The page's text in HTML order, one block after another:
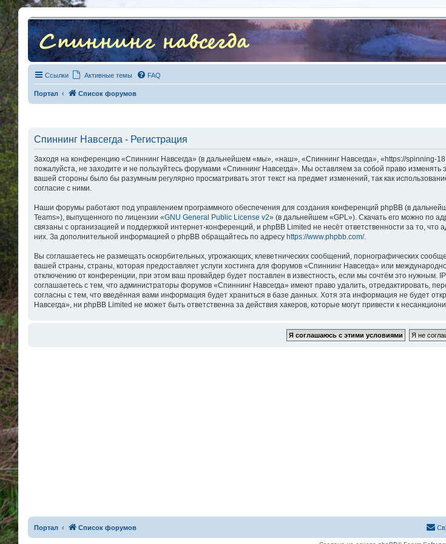
Ссылки Активные темы FAQ
Портал Список форумов
Спиннинг Навсегда - Регистрация
Заходя на конференцию «Спиннинг Навсегда» (в дальнейшем «мы», «наш», «Спиннинг Навсегда», «https://spinning-
пожалуйста, не заходите и не пользуйтесь форумами «Спиннинг Навсегда». Мы оставляем за собой право
вашей стороны было бы разумным регулярно просматривать этот текст на предмет изменений, так как
согласие с ними.
Наши форумы работают под управлением программного обеспечения для создания конференций phpBB (в
Teams»), выпущенного по лицензии «GNU General Public License v2» (в дальнейшем «GPL»). Скачать его можно по
связаны с организацией и поддержкой интернет-конференций, и phpBB Limited не несёт ответственности за то,
них. За дополнительной информацией о phpBB обращайтесь по адресу https://www.phpbb.com/.
Вы соглашаетесь не размещать оскорбительных, угрожающих, клеветнических сообщений, порнографических
вашей страны, страны, которая предоставляет услуги хостинга для форумов «Спиннинг Навсегда» или
отключению от конференции, при этом ваш провайдер будет поставлен в известность, если мы сочтём это
соглашаетесь с тем, что администраторы форумов «Спиннинг Навсегда» имеют право удалить, отредактировать,
согласны с тем, что введённая вами информация будет храниться в базе данных. Хотя эта информация не будет
Навсегда», ни phpBB Limited не может быть ответственна за действия хакеров, которые могут привести к
Портал Список форумов